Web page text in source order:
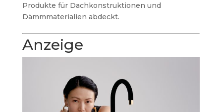
Produkte für Dachkonstruktionen und
Dämmmaterialien abdeckt.
Anzeige